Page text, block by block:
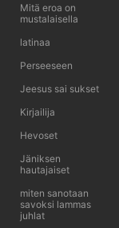
Mitä eroa on
mustalaisella
latinaa
Perseeseen
Jeesus sai sukset
Kirjailija
Hevoset
Jäniksen
hautajaiset
miten sanotaan
savoksi lammas
juhlat